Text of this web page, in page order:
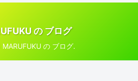
の ブログ
の ブログ.